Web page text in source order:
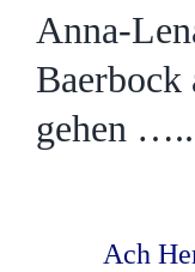
Anna-
Baerbock
gehen …..
Ach